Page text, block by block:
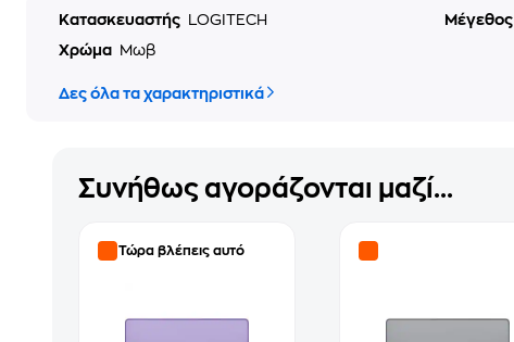
Κατασκευαστής LOGITECH Μέγεθος
Χρώμα
Μωβ
Δες όλα τα χαρακτηριστικά
Συνήθως αγοράζονται μαζί...
Τώρα βλέπεις αυτό